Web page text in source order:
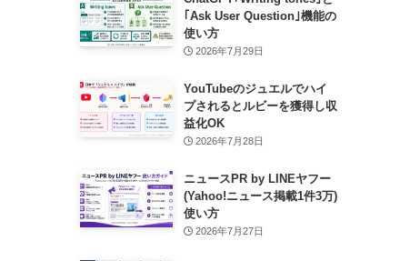
｢Ask User Question｣機能の
使い方
2026年7月29日
YouTubeのジュエルでハイ
プされるとルビーを獲得し収
益化OK
2026年7月28日
ニュースPR by LINEヤフー
(Yahoo!ニュース掲載1件3万)
使い方
2026年7月27日